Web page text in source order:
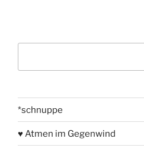
*schnuppe
♥ Atmen im Gegenwind